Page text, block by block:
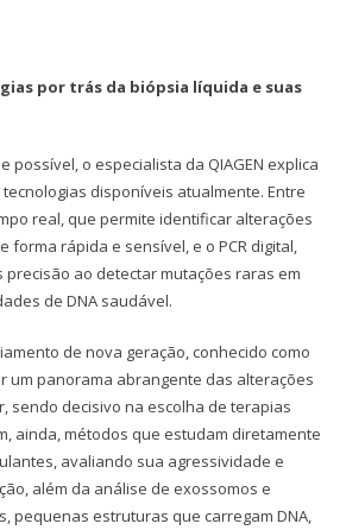
por trás da biópsia líquida e suas
possível, o especialista da QIAGEN explica
disponíveis atualmente. Entre
real, que permite identificar alterações
forma rápida e sensível, e o PCR digital,
ao detectar mutações raras em
de DNA saudável.
de nova geração, conhecido como
um panorama abrangente das alterações
sendo decisivo na escolha de terapias
ainda, métodos que estudam diretamente
avaliando sua agressividade e
além da análise de exossomos e
pequenas estruturas que carregam DNA,